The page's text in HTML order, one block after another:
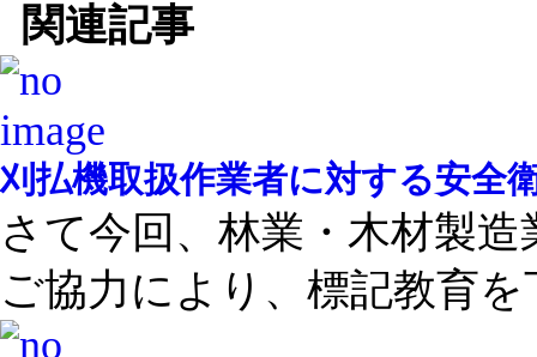
関連記事
刈払機取扱作業者に対する安全
さて今回、林業・木材製
ご協力により、標記教育を